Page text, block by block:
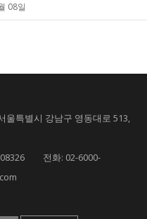
08일
특별시 강남구 영동대로 513,
전화: 02-6000-